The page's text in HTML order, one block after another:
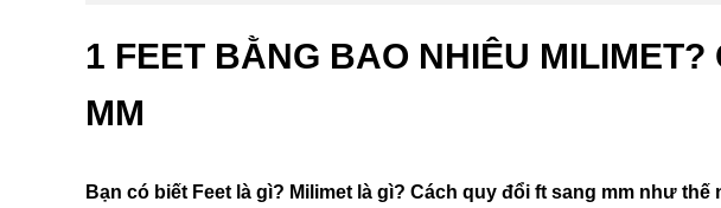
1 FEET BẰNG BAO NHIÊU
MM
Bạn có biết Feet là gì? Milimet là gì? Cách quy đổi ft sang mm như